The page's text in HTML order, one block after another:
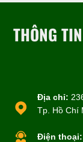
THÔNG
Địa chỉ:
Tp. Hồ Chí
Điện thoại: